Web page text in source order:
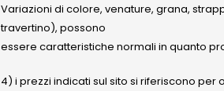
Variazioni di colore, venature, grana,
travertino), possono
essere caratteristiche normali in quanto
4) i prezzi indicati sul sito si riferiscono per